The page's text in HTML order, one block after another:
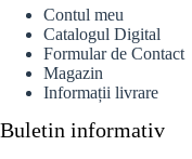
Contul meu
Catalogul Digital
Formular de Contact
Magazin
Informații livrare
Buletin informativ